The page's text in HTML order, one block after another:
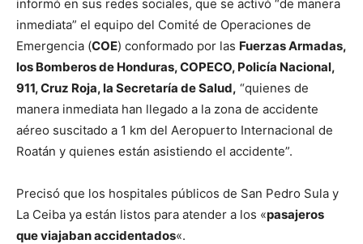
informó en sus redes sociales, que se activó “de manera
inmediata” el equipo del Comité de Operaciones de
Emergencia (COE) conformado por las Fuerzas Armadas,
los Bomberos de Honduras, COPECO, Policía Nacional,
911, Cruz Roja, la Secretaría de Salud, “quienes de
manera inmediata han llegado a la zona de accidente
aéreo suscitado a 1 km del Aeropuerto Internacional de
Roatán y quienes están asistiendo el accidente”.
Precisó que los hospitales públicos de San Pedro Sula y
La Ceiba ya están listos para atender a los «pasajeros
que viajaban accidentados«.